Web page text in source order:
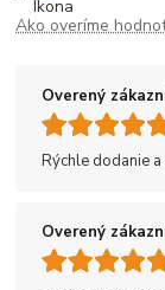
Ako overíme
Overený
Rýchle dodanie
Overený